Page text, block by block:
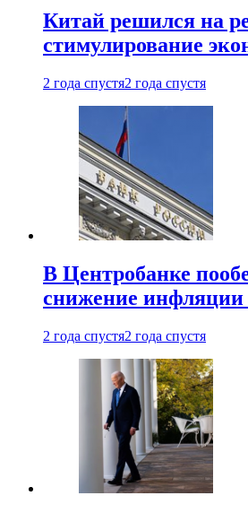
Китай решился на
стимулирование
2 года спустя2 года спустя
В Центробанке
снижение
2 года спустя2 года спустя